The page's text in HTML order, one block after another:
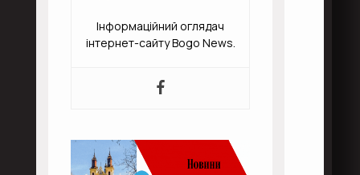
Інформаційний оглядач
інтернет-сайту Bogo News.